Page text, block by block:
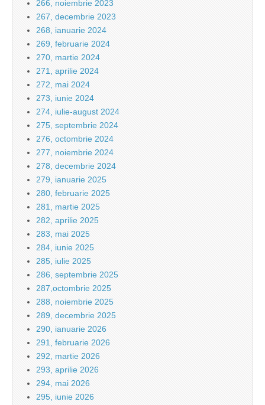
266, noiembrie 2023
267, decembrie 2023
268, ianuarie 2024
269, februarie 2024
270, martie 2024
271, aprilie 2024
272, mai 2024
273, iunie 2024
274, iulie-august 2024
275, septembrie 2024
276, octombrie 2024
277, noiembrie 2024
278, decembrie 2024
279, ianuarie 2025
280, februarie 2025
281, martie 2025
282, aprilie 2025
283, mai 2025
284, iunie 2025
285, iulie 2025
286, septembrie 2025
287,octombrie 2025
288, noiembrie 2025
289, decembrie 2025
290, ianuarie 2026
291, februarie 2026
292, martie 2026
293, aprilie 2026
294, mai 2026
295, iunie 2026